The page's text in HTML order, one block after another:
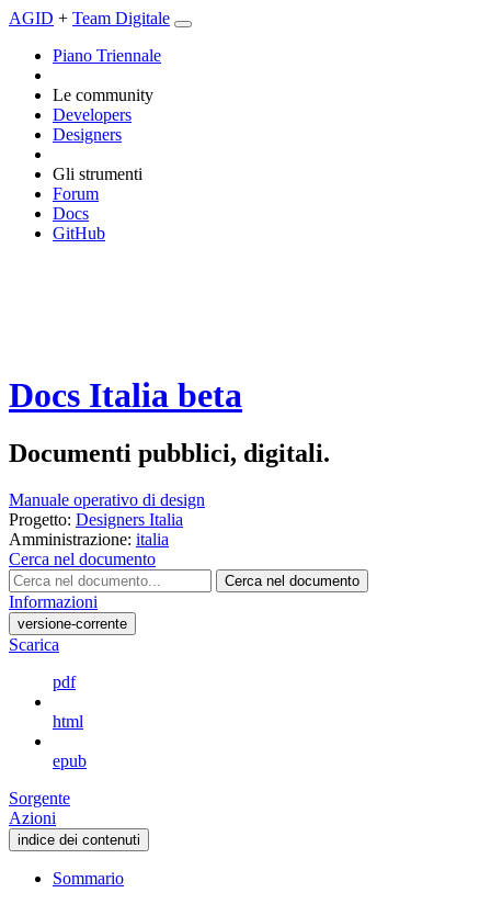
AGID + Team Digitale
Piano Triennale
Le community
Developers
Designers
Gli strumenti
Forum
Docs
GitHub
Docs Italia beta
Documenti pubblici, digitali.
Manuale operativo di design
Progetto: Designers Italia
Amministrazione: italia
Cerca nel documento
Cerca nel documento
Informazioni
versione-corrente
Scarica
pdf
html
epub
Sorgente
Azioni
indice dei contenuti
Sommario